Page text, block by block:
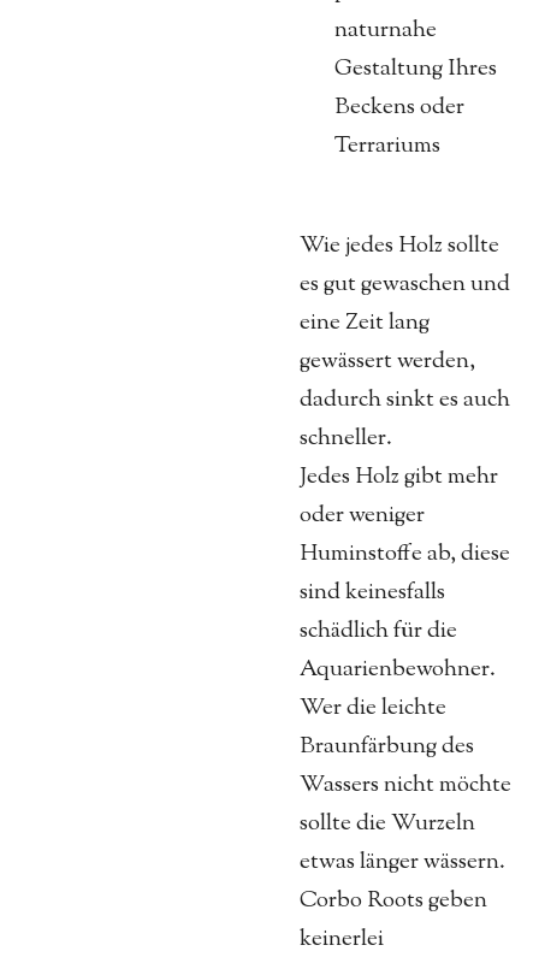
naturnahe
Gestaltung Ihres
Beckens oder
Terrariums
Wie jedes Holz sollte
es gut gewaschen und
eine Zeit lang
gewässert werden,
dadurch sinkt es auch
schneller.
Jedes Holz gibt mehr
oder weniger
Huminstoffe ab, diese
sind keinesfalls
schädlich für die
Aquarienbewohner.
Wer die leichte
Braunfärbung des
Wassers nicht möchte
sollte die Wurzeln
etwas länger wässern.
Corbo Roots geben
keinerlei